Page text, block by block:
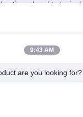
optique de métrologie
optique horizontal
mécanique optique de
9:43 AM
are you looking for?